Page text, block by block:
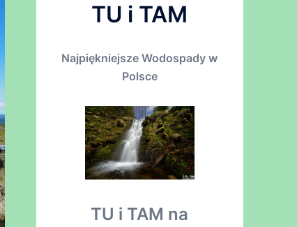
TU i TAM
Najpiękniejsze Wodospady w
Polsce
TU i TAM na